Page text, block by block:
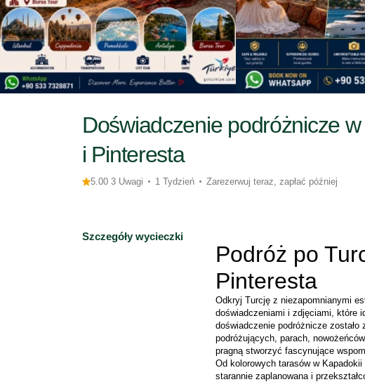
Doświadczenie podróżnicze
i Pinteresta
5.00 3 Uwagi 1 Tydzień Zarezerwuj teraz, zapłać później
Szczegóły wycieczki
Podróż po
Pinteresta
Odkryj Turcję z niezapomnianymi
doświadczeniami i zdjęciami, które
doświadczenie podróżnicze
podróżujących, parach,
pragną stworzyć fascynujące
Od kolorowych tarasów w
starannie zaplanowana i